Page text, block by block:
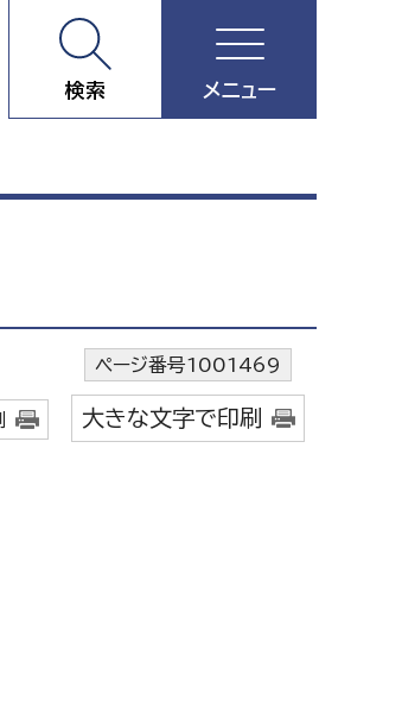
検索 メニュー
ページ番号1001469
大きな文字で印刷